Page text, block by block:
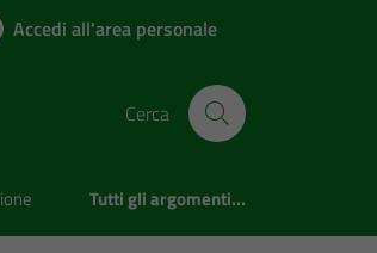
Accedi all'area personale
Cerca
Tutti gli argomenti...